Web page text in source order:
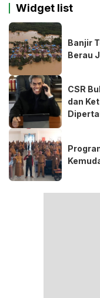
Widget list
Banjir
Berau
CSR
dan